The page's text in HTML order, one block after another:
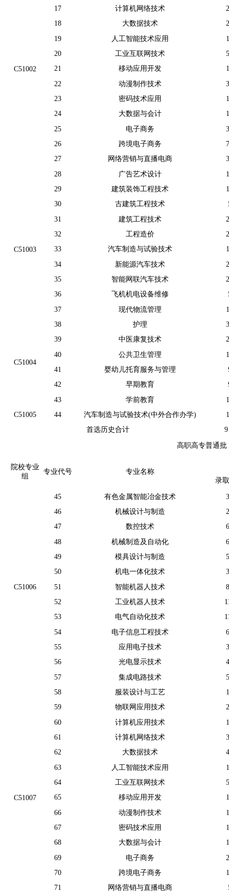
C51002
17
计算机网络技术
18
大数据技术
19
人工智能技术应用
20
工业互联网技术
21
移动应用开发
22
动漫制作技术
23
密码技术应用
24
大数据与会计
25
电子商务
26
跨境电子商务
27
网络营销与直播电商
28
广告艺术设计
C51003
29 建筑装饰工程技术
30
古建筑工程技术
31
建筑工程技术
32
工程造价
33
汽车制造与试验技术
34
新能源汽车技术
35
智能网联汽车技术
36
飞机机电设备维修
37
现代物流管理
C51004
38 护理
39
中医康复技术
40
公共卫生管理
41
婴幼儿托育服务与管理
42
早期教育
43
学前教育
C51005
44 汽车制造与试验技术(中外合作办学)
首选历史合计
高职高专普通
院校专业
组
专业代号
专业名称
录
C51006
45 有色金属智能冶金技术
46
机械设计与制造
47
数控技术
48
机械制造及自动化
49
模具设计与制造
50
机电一体化技术
51
智能机器人技术
52
工业机器人技术
53
电气自动化技术
54
电子信息工程技术
55
应用电子技术
56
光电显示技术
57
集成电路技术
C51007
58 服装设计与工艺
59
物联网应用技术
60
计算机应用技术
61
计算机网络技术
62
大数据技术
63
人工智能技术应用
64
工业互联网技术
65
移动应用开发
66
动漫制作技术
67
密码技术应用
68
大数据与会计
69
电子商务
70
跨境电子商务
71
网络营销与直播电商